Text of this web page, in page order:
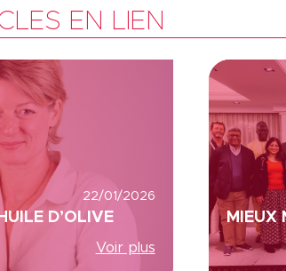
EN LIEN
22/01/2026
D’OLIVE
Voir plus